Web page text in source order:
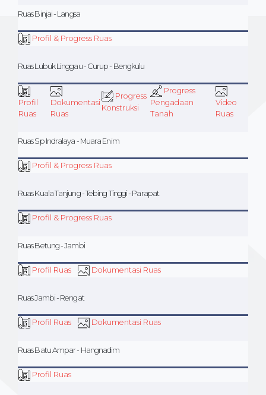
Ruas Binjai - Langsa
Profil & Progress Ruas
Ruas Lubuk Linggau - Curup - Bengkulu
Profil
Ruas
Dokumentasi
Ruas
Progress
Konstruksi
Progress
Pengadaan
Tanah
Video
Ruas
Ruas Sp Indralaya - Muara Enim
Profil & Progress Ruas
Ruas Kuala Tanjung - Tebing Tinggi - Parapat
Profil & Progress Ruas
Ruas Betung - Jambi
Profil Ruas Dokumentasi Ruas
Ruas Jambi - Rengat
Profil Ruas Dokumentasi Ruas
Ruas Batu Ampar - Hangnadim
Profil Ruas